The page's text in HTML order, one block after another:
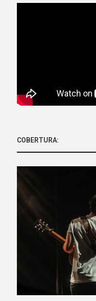
COBERTURA: